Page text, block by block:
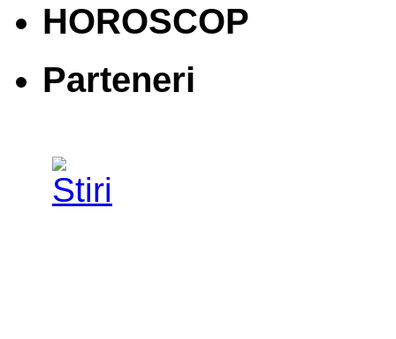
HOROSCOP
Parteneri